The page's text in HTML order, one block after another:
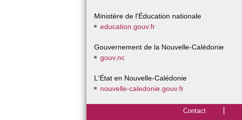
Ministère de l'Éducation nationale
education.gouv.fr
Gouvernement de la Nouvelle-Calédonie
gouv.nc
L'État en Nouvelle-Calédonie
nouvelle-caledonie.gouv.fr
Contact